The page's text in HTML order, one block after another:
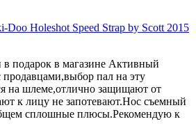
Holeshot Speed Strap by Scott 2015
подарок в магазине Активный
продавцами,выбор пал на эту
на шлеме,отлично защищают от
к лицу не запотевают.Нос съемный
сплошные плюсы.Рекомендую к